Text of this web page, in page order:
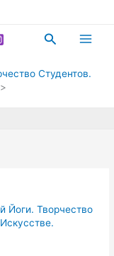
Поиск
Студентов.
Йоги. Творчество